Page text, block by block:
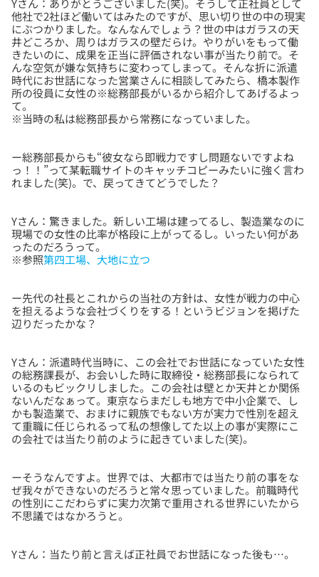
他社で2社ほど働いてはみたのですが、思い切り世の中の現実
にぶつかりました。なんなんでしょう？世の中はガラスの天
井どころか、周りはガラスの壁だらけ。やりがいをもって働
きたいのに、成果を正当に評価されない事が当たり前で。そ
んな空気が嫌な気持ちに変わってしまって。そんな折に派遣
時代にお世話になった営業さんに相談してみたら、橋本製作
所の役員に女性の※総務部長がいるから紹介してあげるよっ
て。
ー総務部長からも“彼女なら即戦力ですし問題ないですよね
っ！！”って某転職サイトのキャッチコピーみたいに強く言わ
Yさん：驚きました。新しい工場は建ってるし、製造業なのに
現場での女性の比率が格段に上がってるし。いったい何があ
ったのだろうって。
※参照第四工場、大地に立つ
ー先代の社長とこれからの当社の方針は、女性が戦力の中心
を担えるような会社づくりをする！というビジョンを掲げた
Yさん：派遣時代当時に、この会社でお世話になっていた女性
の総務課長が、お会いした時に取締役・総務部長になられて
いるのもビックリしました。この会社は壁とか天井とか関係
ないんだなぁって。東京ならまだしも地方で中小企業で、し
かも製造業で、おまけに親族でもない方が実力で性別を超え
て重職に任じられるって私の想像してた以上の事が実際にこ
ーそうなんですよ。世界では、大都市では当たり前の事をな
ぜ我々ができないのだろうと常々思っていました。前職時代
の性別にこだわらずに実力次第で重用される世界にいたから